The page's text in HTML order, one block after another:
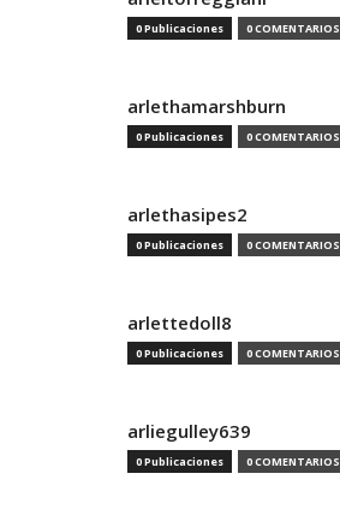
0 Publicaciones 0 COMENTARIOS
arlethamarshburn
0 Publicaciones 0 COMENTARIOS
arlethasipes2
0 Publicaciones 0 COMENTARIOS
arlettedoll8
0 Publicaciones 0 COMENTARIOS
arliegulley639
0 Publicaciones 0 COMENTARIOS